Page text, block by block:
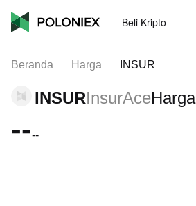
Beli Kripto
Beranda Harga INSUR
INSURInsurAceHarga
----